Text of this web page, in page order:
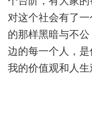
对这个社会有了
的那样黑暗与不
边的每一个人，
我的价值观和人生